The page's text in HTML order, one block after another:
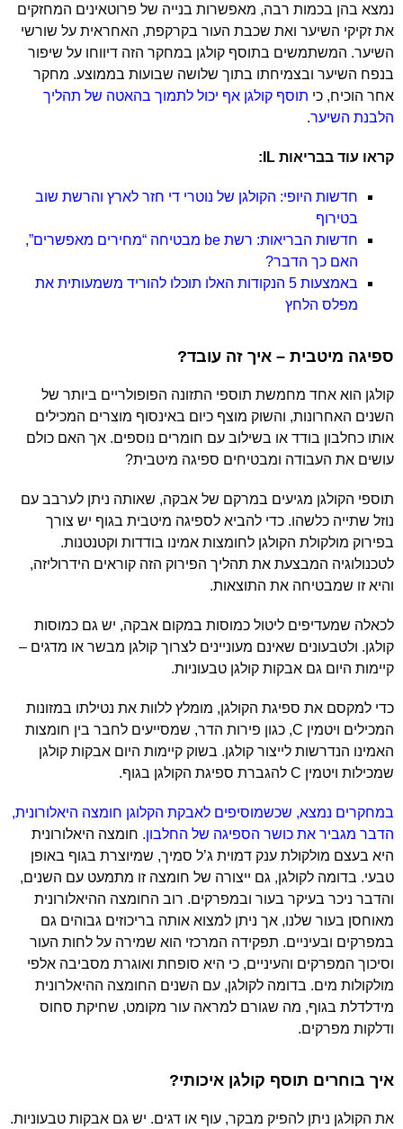
נמצא בהן בכמות רבה, מאפשרות בנייה של פרוטאינים המחזקים
את זקיקי השיער ואת שכבת העור בקרקפת, האחראית על שורשי
השיער. המשתמשים בתוסף קולגן במחקר הזה דיווחו על שיפור
בנפח השיער ובצמיחתו בתוך שלושה שבועות בממוצע. מחקר
אחר הוכיח, כי תוסף קולגן אף יכול לתמוך בהאטה של תהליך
הלבנת השיער.
קראו עוד בבריאות IL:
חדשות היופי: הקולגן של נוטרי די חזר לארץ והרשת שוב
בטירוף
חדשות הבריאות: רשת be מבטיחה “מחירים מאפשרים”,
האם כך הדבר?
באמצעות 5 הנקודות האלו תוכלו להוריד משמעותית את
מפלס הלחץ
ספיגה מיטבית – איך זה עובד?
קולגן הוא אחד מחמשת תוספי התזונה הפופולריים ביותר של
השנים האחרונות, והשוק מוצף כיום באינסוף מוצרים המכילים
אותו כחלבון בודד או בשילוב עם חומרים נוספים. אך האם כולם
עושים את העבודה ומבטיחים ספיגה מיטבית?
תוספי הקולגן מגיעים במרקם של אבקה, שאותה ניתן לערבב עם
נוזל שתייה כלשהו. כדי להביא לספיגה מיטבית בגוף יש צורך
בפירוק מולקולת הקולגן לחומצות אמינו בודדות וקטנטנות.
לטכנולוגיה המבצעת את תהליך הפירוק הזה קוראים הידרוליזה,
והיא זו שמבטיחה את התוצאות.
לכאלה שמעדיפים ליטול כמוסות במקום אבקה, יש גם כמוסות
קולגן. ולטבעונים שאינם מעוניינים לצרוך קולגן מבשר או מדגים –
קיימות היום גם אבקות קולגן טבעוניות.
כדי למקסם את ספיגת הקולגן, מומלץ ללוות את נטילתו במזונות
המכילים ויטמין C, כגון פירות הדר, שמסייעים לחבר בין חומצות
האמינו הנדרשות לייצור קולגן. בשוק קיימות היום אבקות קולגן
שמכילות ויטמין C להגברת ספיגת הקולגן בגוף.
במחקרים נמצא, שכשמוסיפים לאבקת הקלוגן חומצה היאלורונית,
הדבר מגביר את כושר הספיגה של החלבון. חומצה היאלורונית
היא בעצם מולקולת ענק דמוית ג’ל סמיך, שמיוצרת בגוף באופן
טבעי. בדומה לקולגן, גם ייצורה של חומצה זו מתמעט עם השנים,
והדבר ניכר בעיקר בעור ובמפרקים. רוב החומצה ההיאלורונית
מאוחסן בעור שלנו, אך ניתן למצוא אותה בריכוזים גבוהים גם
במפרקים ובעיניים. תפקידה המרכזי הוא שמירה על לחות העור
וסיכוך המפרקים והעיניים, כי היא סופחת ואוגרת מסביבה אלפי
מולקולות מים. בדומה לקולגן, עם השנים החומצה ההיאלרונית
מידלדלת בגוף, מה שגורם למראה עור מקומט, שחיקת סחוס
ודלקות מפרקים.
איך בוחרים תוסף קולגן איכותי?
את הקולגן ניתן להפיק מבקר, עוף או דגים. יש גם אבקות טבעוניות.